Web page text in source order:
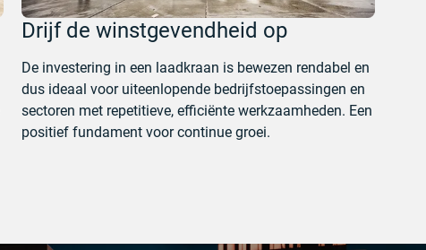
Drijf de winstgevendheid op
De investering in een laadkraan is bewezen rendabel en
dus ideaal voor uiteenlopende bedrijfstoepassingen en
sectoren met repetitieve, efficiënte werkzaamheden. Een
positief fundament voor continue groei.